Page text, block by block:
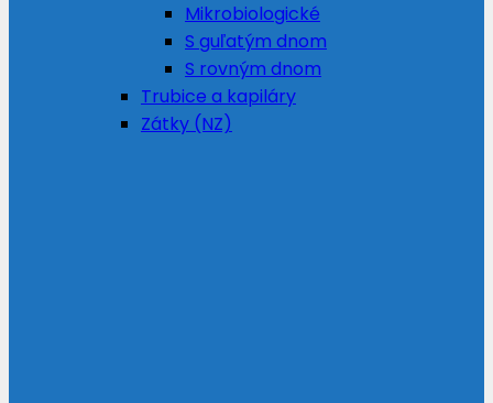
Mikrobiologické
S guľatým dnom
S rovným dnom
Trubice a kapiláry
Zátky (NZ)